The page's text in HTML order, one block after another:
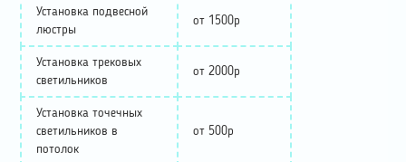
Установка подвесной
люстры
от 1500р
Установка трековых
светильников
от 2000р
Установка точечных
светильников в
потолок
от 500р